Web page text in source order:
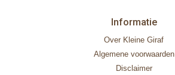
Informatie
Over Kleine Giraf
Algemene voorwaarden
Disclaimer